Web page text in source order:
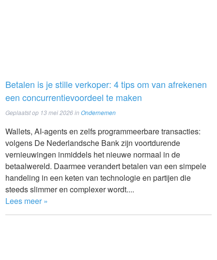
Betalen is je stille verkoper: 4 tips om van afrekenen
een concurrentievoordeel te maken
Geplaatst op 13 mei 2026inOndernemen
Wallets, AI-agents en zelfs programmeerbare transacties:
volgens De Nederlandsche Bank zijn voortdurende
vernieuwingen inmiddels het nieuwe normaal in de
betaalwereld. Daarmee verandert betalen van een simpele
handeling in een keten van technologie en partijen die
steeds slimmer en complexer wordt....
Lees meer »